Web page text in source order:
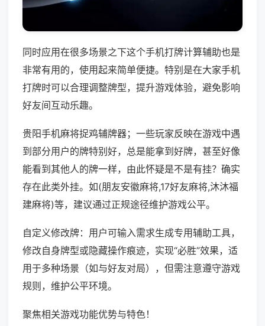
同时应用在很多场景之下这个手机打牌计算辅助也是
非常有用的，使用起来简单便捷。特别是在大家手机
打牌时可以合理调整牌型，提升游戏体验，避免影响
好友间互动乐趣。
贵阳手机麻将捉鸡辅牌器；一些玩家反映在游戏中遇
到部分用户的牌特别好，总是能拿到好牌，甚至好像
能看到其他人的牌一样，由此怀疑是不是有挂？确实
存在此类外挂。如(朋友安徽麻将,17好友麻将,沐沐福
建麻将)等，建议通过正规途径维护游戏公平。
自定义修改牌：用户可输入需求生成专用辅助工具，
修改自身牌型或隐藏操作痕迹，实现“必胜”效果，适
用于多种场景（如与好友对局），但需注意遵守游戏
规则，维护公平环境。
聚焦相关游戏功能优势与特色！